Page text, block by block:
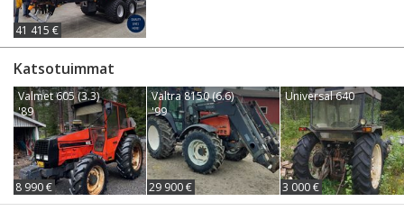
41 415 €
Katsotuimmat
Valmet 605 (3.3)
'89
8 990 €
Valtra 8150 (6.6)
'99
29 900 €
Universal 640
3 000 €